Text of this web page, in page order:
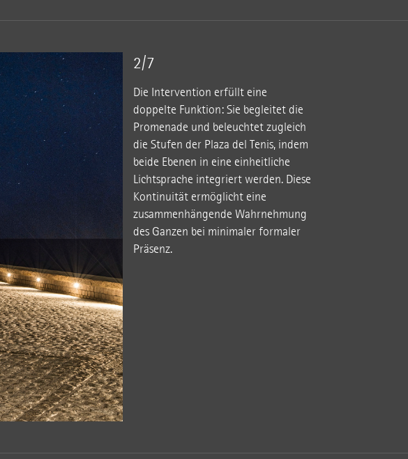
2/7
Die Intervention erfüllt eine
doppelte Funktion: Sie begleitet die
Promenade und beleuchtet zugleich
die Stufen der Plaza del Tenis, indem
beide Ebenen in eine einheitliche
Lichtsprache integriert werden. Diese
Kontinuität ermöglicht eine
zusammenhängende Wahrnehmung
des Ganzen bei minimaler formaler
Präsenz.